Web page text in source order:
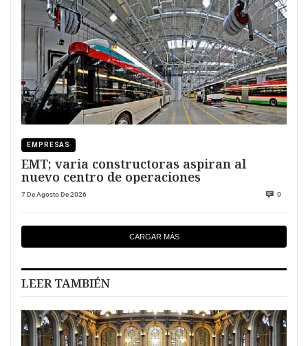
EMPRESAS
EMT; varia constructoras aspiran al
nuevo centro de operaciones
7 De Agosto De 2026 0
CARGAR MÁS
LEER TAMBIÉN